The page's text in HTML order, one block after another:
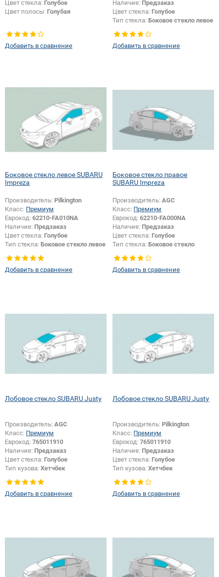
Цвет стекла: Голубое
Цвет полосы: Голубая
Добавить в сравнение
Наличие: Предзаказ
Цвет стекла: Голубое
Тип стекла: Боковое стекло левое
Добавить в сравнение
Боковое стекло левое SUBARU
Impreza
Производитель: Pilkington
Класс: Премиум
Еврокод: 62210-FA010NA
Наличие: Предзаказ
Цвет стекла: Голубое
Тип стекла: Боковое стекло левое
Добавить в сравнение
Боковое стекло правое
SUBARU Impreza
Производитель:AGC
Класс: Премиум
Еврокод:62210-FA000NA
Наличие: Предзаказ
Цвет стекла: Голубое
Тип стекла: Боковое стекло
правое
Добавить в сравнение
Лобовое стекло SUBARU Justy
Производитель: AGC
Класс: Премиум
Еврокод: 765011910
Наличие: Предзаказ
Цвет стекла: Голубое
Тип кузова: Хетчбек
Добавить в сравнение
Лобовое стекло SUBARU Justy
Производитель: Pilkington
Класс: Премиум
Еврокод:765011910
Наличие: Предзаказ
Цвет стекла: Голубое
Тип кузова:Хетчбек
Добавить в сравнение